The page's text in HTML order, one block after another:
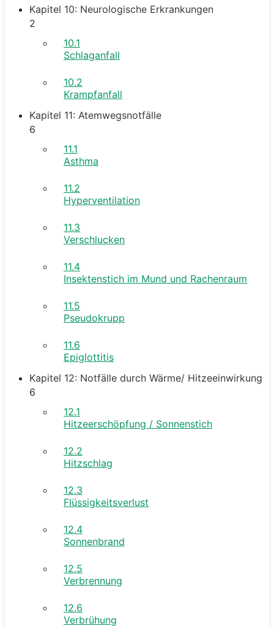
Kapitel 10: Neurologische Erkrankungen
2
10.1
Schlaganfall
10.2
Krampfanfall
Kapitel 11: Atemwegsnotfälle
6
11.1
Asthma
11.2
Hyperventilation
11.3
Verschlucken
11.4
Insektenstich im Mund und Rachenraum
11.5
Pseudokrupp
11.6
Epiglottitis
Kapitel 12: Notfälle durch Wärme/ Hitzeeinwirkung
6
12.1
Hitzeerschöpfung / Sonnenstich
12.2
Hitzschlag
12.3
Flüssigkeitsverlust
12.4
Sonnenbrand
12.5
Verbrennung
12.6
Verbrühung